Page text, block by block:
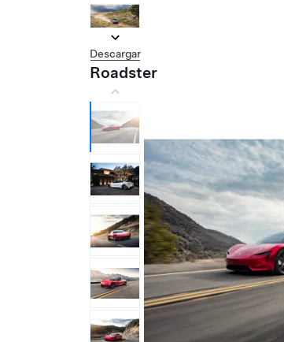
Descargar
Roadster